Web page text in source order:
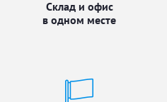
Склад и офис
в одном месте